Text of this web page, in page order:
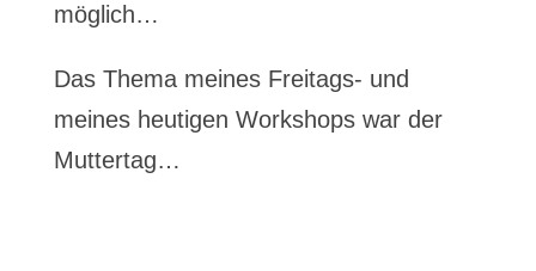
möglich…
Das Thema meines Freitags- und
meines heutigen Workshops war der
Muttertag…